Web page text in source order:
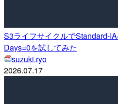
S3ライフサイクルでStandard-
Days=0を試してみた
suzuki.ryo
2026.07.17